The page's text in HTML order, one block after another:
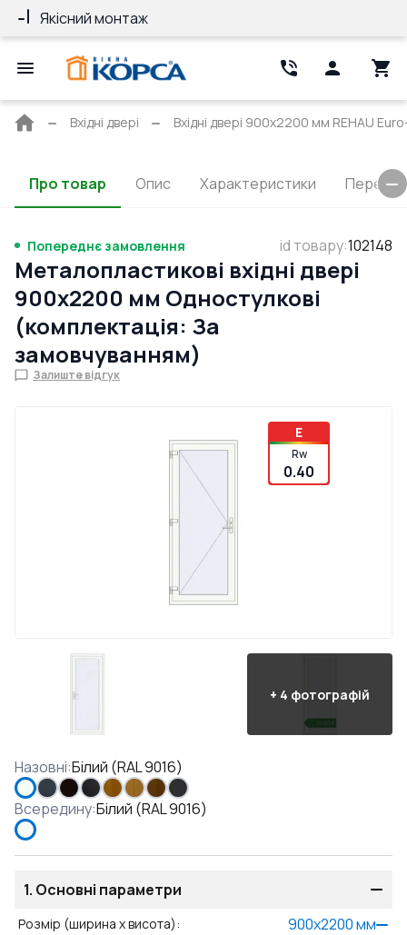
Якісний монтаж
Головна
Вхідні двері Вхідні двері 900x2200 мм REHAU
Про товар Опис Характеристики
Попереднє замовлення id товару:102148
Металопластикові вхідні двері
900x2200 мм Одностулкові
(комплектація: За
замовчуванням)
Залиште відгук
E
Rw
0.40
+ 4 фотографій
Назовні:Білий (RAL 9016)
Всередину:Білий (RAL 9016)
1. Основні параметри
Розмір (ширина x висота): 900x2200мм